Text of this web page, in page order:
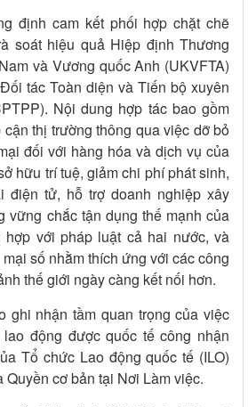
định cam kết phối hợp chặt chẽ
soát hiệu quả Hiệp định Thương
và Vương quốc Anh (UKVFTA)
tác Toàn diện và Tiến bộ xuyên
Nội dung hợp tác bao gồm
thị trường thông qua việc dỡ bỏ
đối với hàng hóa và dịch vụ của
hữu trí tuệ, giảm chi phí phát sinh,
điện tử, hỗ trợ doanh nghiệp xây
vững chắc tận dụng thế mạnh của
với pháp luật cả hai nước, và
số nhằm thích ứng với các công
thế giới ngày càng kết nối hơn.
ghi nhận tầm quan trọng của việc
động được quốc tế công nhận
Tổ chức Lao động quốc tế (ILO)
Quyền cơ bản tại Nơi Làm việc.